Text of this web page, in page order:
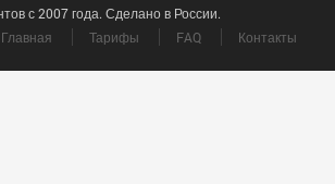
с 2007 года. Сделано в России.
Главная
Тарифы FAQ Контакты